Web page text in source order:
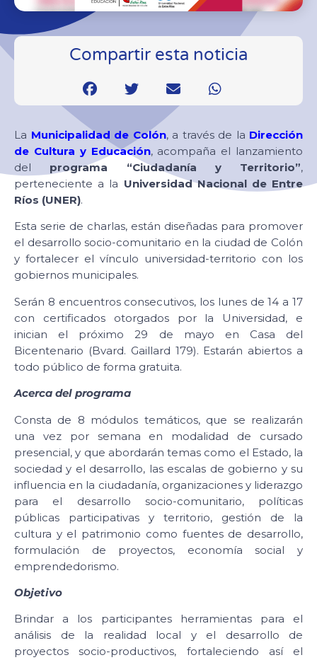
Compartir esta noticia
La Municipalidad de Colón, a través de la Dirección
de Cultura y Educación, acompaña el lanzamiento
del programa “Ciudadanía y Territorio”,
perteneciente a la Universidad Nacional de Entre
Ríos (UNER).
Esta serie de charlas, están diseñadas para promover
el desarrollo socio-comunitario en la ciudad de Colón
y fortalecer el vínculo universidad-territorio con los
gobiernos municipales.
Serán 8 encuentros consecutivos, los lunes de 14 a 17
con certificados otorgados por la Universidad, e
inician el próximo 29 de mayo en Casa del
Bicentenario (Bvard. Gaillard 179). Estarán abiertos a
todo público de forma gratuita.
Acerca del programa
Consta de 8 módulos temáticos, que se realizarán
una vez por semana en modalidad de cursado
presencial, y que abordarán temas como el Estado, la
sociedad y el desarrollo, las escalas de gobierno y su
influencia en la ciudadanía, organizaciones y liderazgo
para el desarrollo socio-comunitario, políticas
públicas participativas y territorio, gestión de la
cultura y el patrimonio como fuentes de desarrollo,
formulación de proyectos, economía social y
emprendedorismo.
Objetivo
Brindar a los participantes herramientas para el
análisis de la realidad local y el desarrollo de
proyectos socio-productivos, fortaleciendo así el